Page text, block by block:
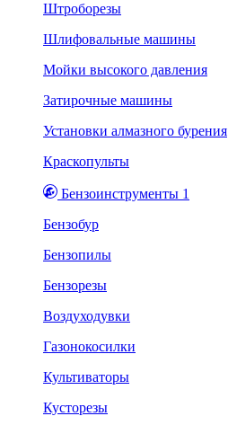
Штроборезы
Шлифовальные машины
Мойки высокого давления
Затирочные машины
Установки алмазного бурения
Краскопульты
Бензоинструменты 1
Бензобур
Бензопилы
Бензорезы
Воздуходувки
Газонокосилки
Культиваторы
Кусторезы